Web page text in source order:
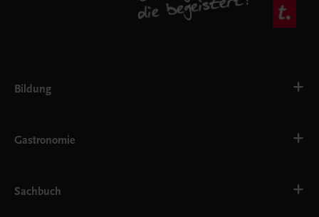
Bildung
AHS
EWF/ZWF
FW
Gastronomie
Getränke
Sachbuch